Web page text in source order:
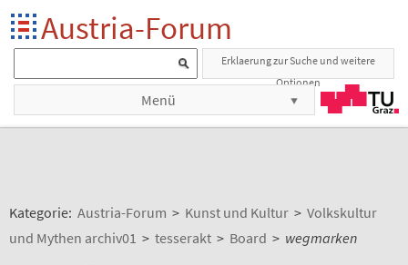
Austria-Forum
Erklaerung zur Suche und weitere
Optionen
Menü
Kategorie: Austria-Forum > Kunst und Kultur > Volkskultur
und Mythen archiv01 > tesserakt > Board > wegmarken